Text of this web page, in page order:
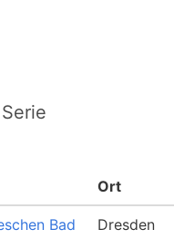
Ort
Bad Dresden